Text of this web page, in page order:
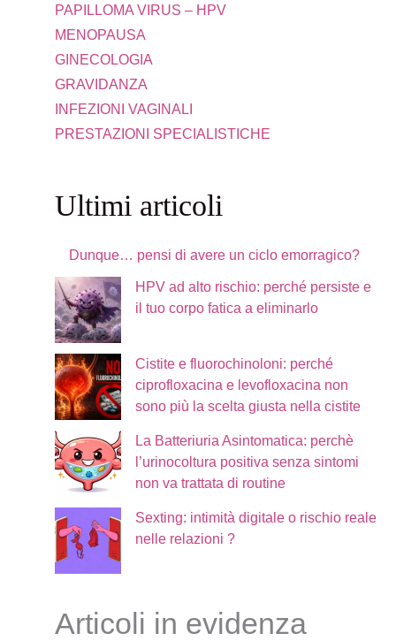
PAPILLOMA VIRUS – HPV
MENOPAUSA
GINECOLOGIA
GRAVIDANZA
INFEZIONI VAGINALI
PRESTAZIONI SPECIALISTICHE
Ultimi articoli
Dunque… pensi di avere un ciclo emorragico?
HPV ad alto rischio: perché persiste e
il tuo corpo fatica a eliminarlo
Cistite e fluorochinoloni: perché
ciprofloxacina e levofloxacina non
sono più la scelta giusta nella cistite
La Batteriuria Asintomatica: perchè
l’urinocoltura positiva senza sintomi
non va trattata di routine
Sexting: intimità digitale o rischio reale
nelle relazioni ?
Articoli in evidenza